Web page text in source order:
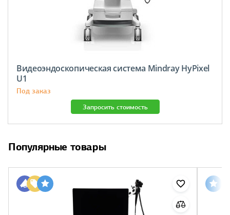
Видеоэндоскопическая система Mindray HyPixel
U1
Под заказ
Запросить стоимость
Популярные товары